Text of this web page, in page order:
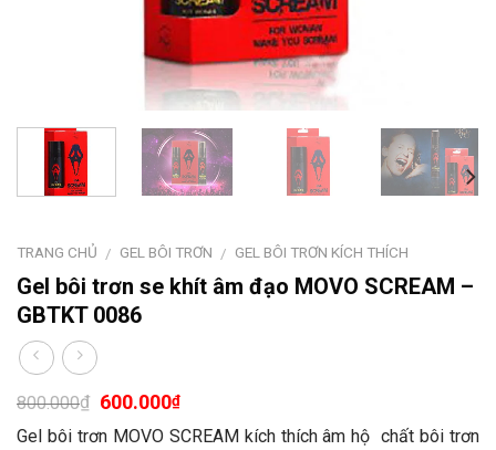
TRANG CHỦ / GEL BÔI TRƠN / GEL BÔI TRƠN KÍCH THÍCH
Gel bôi trơn se khít âm đạo MOVO SCREAM –
GBTKT 0086
800.000₫ 600.000₫
Gel bôi trơn MOVO SCREAM kích thích âm hộ chất bôi trơn